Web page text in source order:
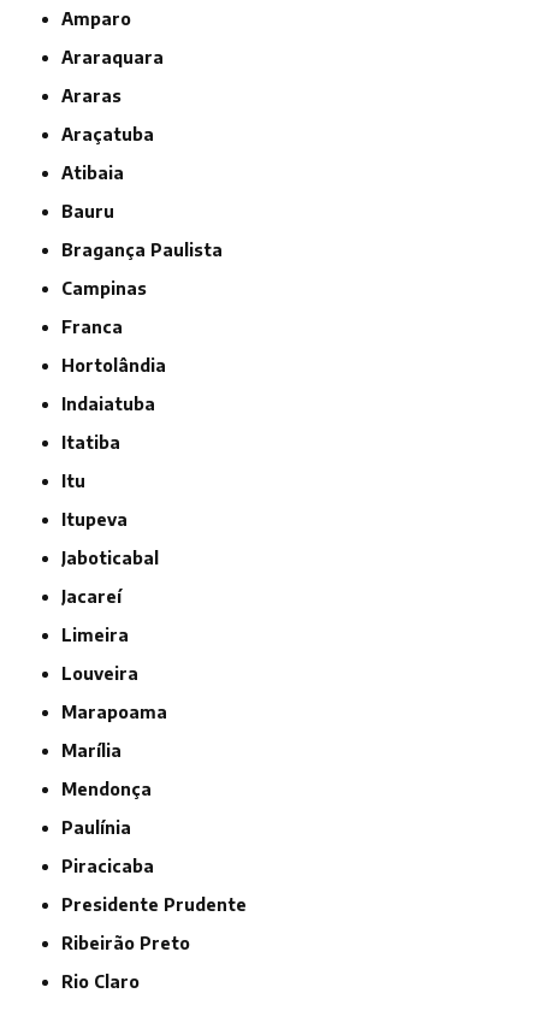
Amparo
Araraquara
Araras
Araçatuba
Atibaia
Bauru
Bragança Paulista
Campinas
Franca
Hortolândia
Indaiatuba
Itatiba
Itu
Itupeva
Jaboticabal
Jacareí
Limeira
Louveira
Marapoama
Marília
Mendonça
Paulínia
Piracicaba
Presidente Prudente
Ribeirão Preto
Rio Claro